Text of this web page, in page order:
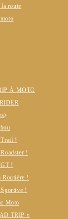
route
À MOTO
Trail !
!
!
Routière !
!
Moto
TRIP »